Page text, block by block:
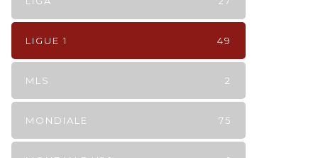
LIGUE 1 49
MLS 2
MONDIALE 75